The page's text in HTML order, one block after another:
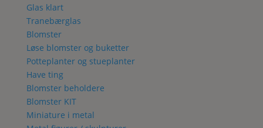
Glas klart
Tranebærglas
Blomster
Løse blomster og buketter
Potteplanter og stueplanter
Have ting
Blomster beholdere
Blomster KIT
Miniature i metal